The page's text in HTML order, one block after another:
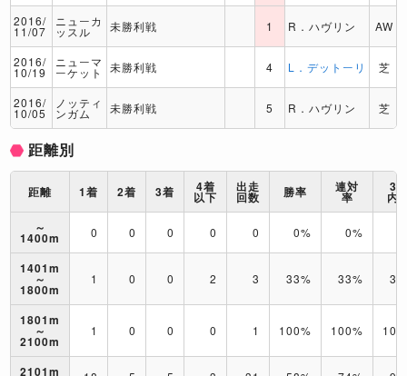
2016/
11/07
ニューカ
ッスル 未勝利戦 1 R．ハヴリン AW
2016/
10/19
ニューマ
ーケット 未勝利戦 4 L．デットーリ 芝
2016/
10/05
ノッティ
ンガム 未勝利戦 5 R．ハヴリン 芝
距離別
距離 1着 2着 3着 4着
以下
出走
回数 勝率 連対
率
3
内
～
1400m 0 0 0 0 0 0% 0%
1401m
～
1800m
1 0 0 2 3 33% 33%
1801m
～
2100m
1 0 0 0 1 100% 100%
2101m